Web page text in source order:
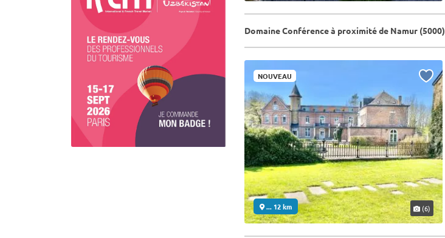
Domaine Conférence à proximité de Namur (5000)
NOUVEAU
... 12 km (6)